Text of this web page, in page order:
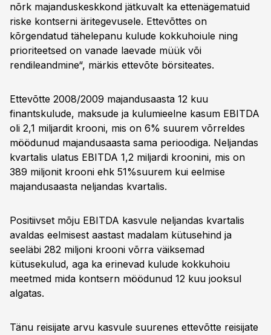
nõrk majanduskeskkond jätkuvalt ka ettenägematuid
riske kontserni äritegevusele. Ettevõttes on
kõrgendatud tähelepanu kulude kokkuhoiule ning
prioriteetsed on vanade laevade müük või
rendileandmine“, märkis ettevõte börsiteates.
Ettevõtte 2008/2009 majandusaasta 12 kuu
finantskulude, maksude ja kulumieelne kasum EBITDA
oli 2,1 miljardit krooni, mis on 6% suurem võrreldes
möödunud majandusaasta sama perioodiga. Neljandas
kvartalis ulatus EBITDA 1,2 miljardi kroonini, mis on
389 miljonit krooni ehk 51%suurem kui eelmise
majandusaasta neljandas kvartalis.
Positiivset mõju EBITDA kasvule neljandas kvartalis
avaldas eelmisest aastast madalam kütusehind ja
seeläbi 282 miljoni krooni võrra väiksemad
kütusekulud, aga ka erinevad kulude kokkuhoiu
meetmed mida kontsern möödunud 12 kuu jooksul
algatas.
Tänu reisijate arvu kasvule suurenes ettevõtte reisijate